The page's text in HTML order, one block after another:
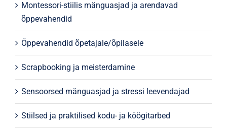
Montessori-stiilis mänguasjad ja arendavad
õppevahendid
Õppevahendid õpetajale/õpilasele
Scrapbooking ja meisterdamine
Sensoorsed mänguasjad ja stressi leevendajad
Stiilsed ja praktilised kodu- ja köögitarbed